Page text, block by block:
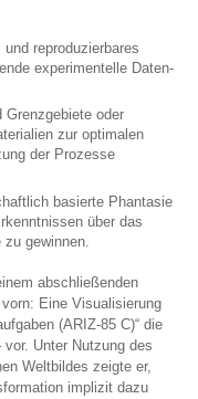
reproduzierbares
experimentelle Daten-
Grenzgebiete oder
zur optimalen
der Prozesse
basierte Phantasie
über das
gewinnen.
abschließenden
Eine Visualisierung
(ARIZ-85 C)“ die
Unter Nutzung des
Weltbildes zeigte er,
implizit dazu